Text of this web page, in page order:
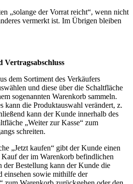
der Vorrat reicht“, wenn nicht
vermerkt ist. Im Übrigen bleiben
Vertragsabschluss
Sortiment des Verkäufers
und diese über die Schaltfläche
sogenannten Warenkorb sammeln.
kann die Produktauswahl verändert, z.
kann der Kunde innerhalb des
„Weiter zur Kasse“ zum
schreiten.
„Jetzt kaufen“ gibt der Kunde einen
der im Warenkorb befindlichen
der Bestellung kann der Kunde die
einsehen sowie mithilfe der